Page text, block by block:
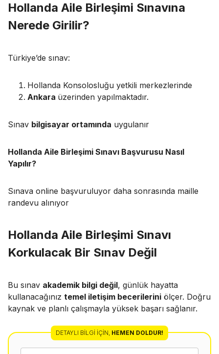
Hollanda Aile Birleşimi Sınavına
Nerede Girilir?
Türkiye’de sınav:
Hollanda Konsolosluğu yetkili merkezlerinde
Ankara üzerinden yapılmaktadır.
Sınav bilgisayar ortamında uygulanır
Hollanda Aile Birleşimi Sınavı Başvurusu Nasıl
Yapılır?
Sınava online başvuruluyor daha sonrasında maille
randevu alınıyor
Hollanda Aile Birleşimi Sınavı
Korkulacak Bir Sınav Değil
Bu sınav akademik bilgi değil, günlük hayatta
kullanacağınız temel iletişim becerilerini ölçer. Doğru
kaynak ve planlı çalışmayla yüksek başarı sağlanır.
DETAYLI BILGI İÇIN, HEMEN DOLDUR!